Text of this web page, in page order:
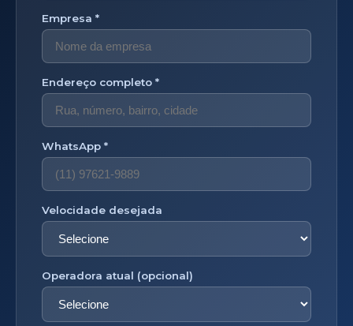
Empresa *
Endereço completo *
WhatsApp *
Velocidade desejada
Operadora atual (opcional)